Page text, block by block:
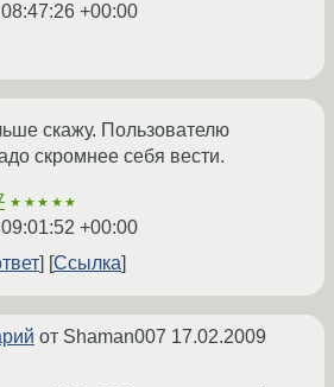
+00:00
скажу. Пользователю
скромнее себя вести.
★★★★★
+00:00
Ссылка
от Shaman007 17.02.2009